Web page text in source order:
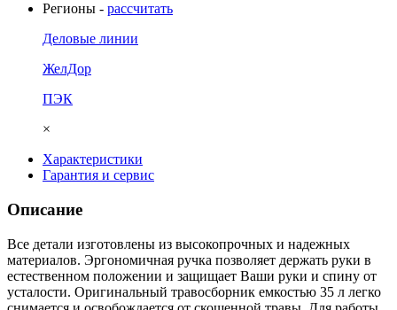
Регионы - рассчитать
Деловые линии
ЖелДор
ПЭК
×
Характеристики
Гарантия и сервис
Описание
Все детали изготовлены из высокопрочных и надежных
материалов. Эргономичная ручка позволяет держать руки в
естественном положении и защищает Ваши руки и спину от
усталости. Оригинальный травосборник емкостью 35 л легко